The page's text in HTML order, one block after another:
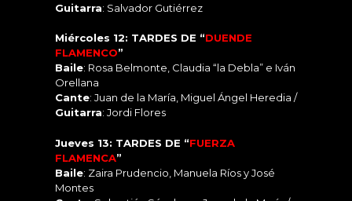
Guitarra: Salvador Gutiérrez
Miércoles 12: TARDES DE “DUENDE
FLAMENCO”
Baile: Rosa Belmonte, Claudia “la Debla” e Iván
Orellana
Cante: Juan de la María, Miguel Ángel Heredia /
Guitarra: Jordi Flores
Jueves 13: TARDES DE “FUERZA
FLAMENCA”
Baile: Zaira Prudencio, Manuela Ríos y José
Montes